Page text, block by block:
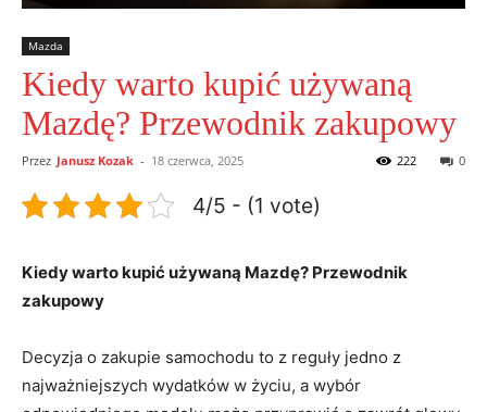
Mazda
Kiedy warto kupić używaną
Mazdę? Przewodnik zakupowy
Przez Janusz Kozak - 18 czerwca, 2025 0
222
4/5 - (1 vote)
Kiedy warto kupić używaną Mazdę? Przewodnik
zakupowy
Decyzja o zakupie samochodu to z reguły jedno z
najważniejszych wydatków w życiu, a wybór